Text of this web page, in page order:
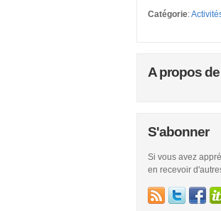
Catégorie:
A propos
S'abonner
Si vous avez
en recevoir